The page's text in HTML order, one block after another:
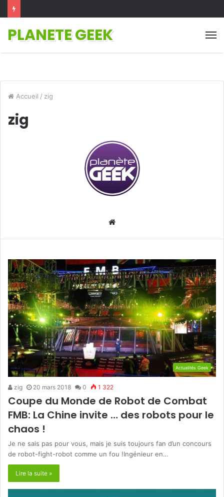
PLANETE GEEK
Accueil / zig
zig
Website
Actualités Geek
zig 20 mars 2018 0 1 322
Coupe du Monde de Robot de Combat
FMB: La Chine invite … des robots pour le
chaos !
Je ne sais pas pour vous, mais je suis toujours fan d’un concours
de robot-fight-robot comme un fou !Ingénieur en…
Lire la suite »